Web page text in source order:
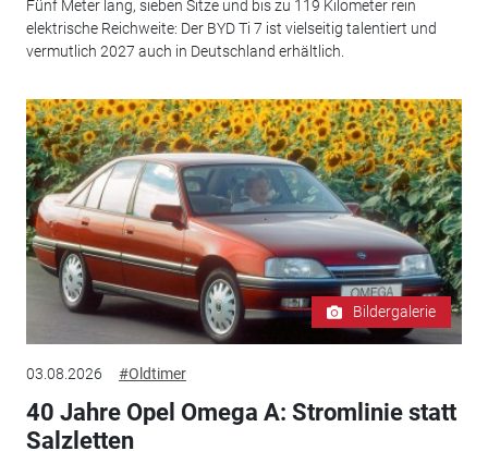
Fünf Meter lang, sieben Sitze und bis zu 119 Kilometer rein
elektrische Reichweite: Der BYD Ti 7 ist vielseitig talentiert und
vermutlich 2027 auch in Deutschland erhältlich.
Bildergalerie
03.08.2026 #Oldtimer
40 Jahre Opel Omega A: Stromlinie statt
Salzletten